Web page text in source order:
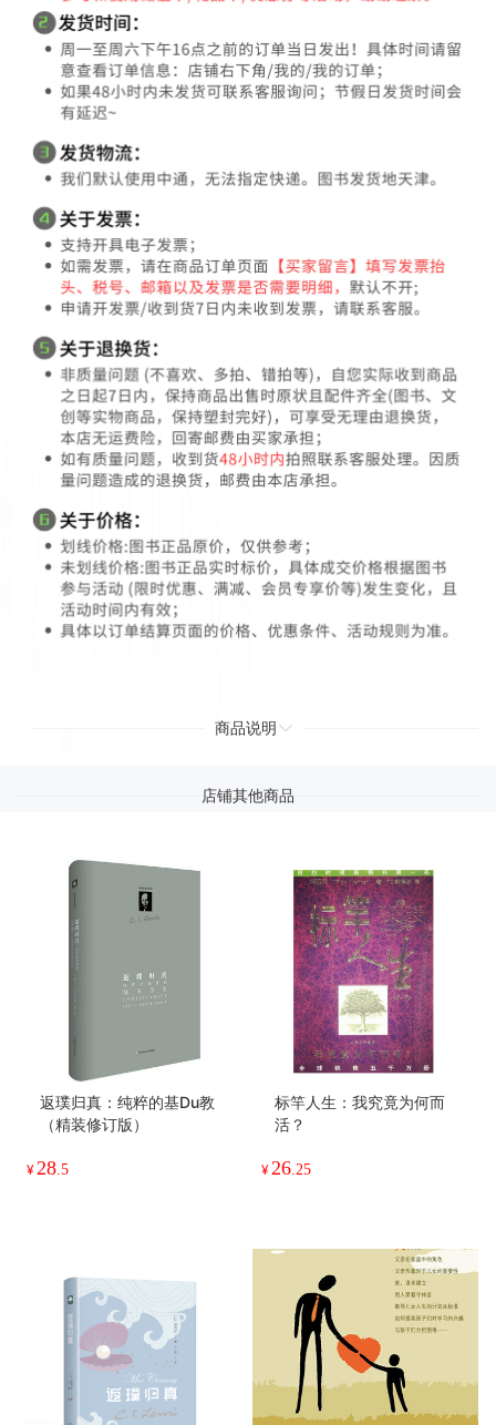
惊喜之旅：我的早年
生活（路易斯著作系
列）
好书好价
作，为你诠释苦难的
秘密。）
好书好价
¥27
传奇》导读
好书好价
¥36
店铺其他商品
返璞归真：纯粹的基Du教
（精装修订版）
标竿人生：我究竟为何而
活？